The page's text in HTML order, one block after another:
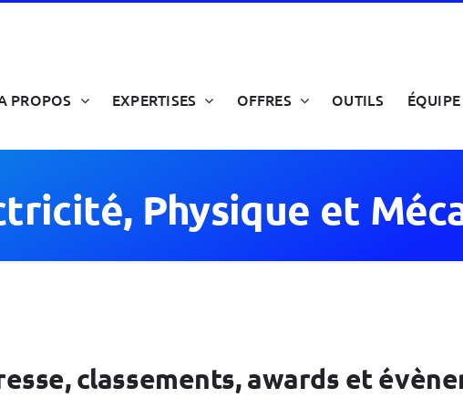
PROPOS EXPERTISES OFFRES OUTILS ÉQUIPE
Physique et
classements, awards et